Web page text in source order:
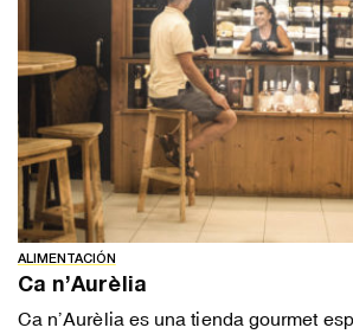
ALIMENTACIÓN
Ca n’Aurèlia
Ca n’Aurèlia es una tienda gourmet